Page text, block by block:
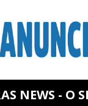
NEWS - O